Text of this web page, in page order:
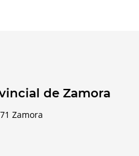
de Zamora
Zamora